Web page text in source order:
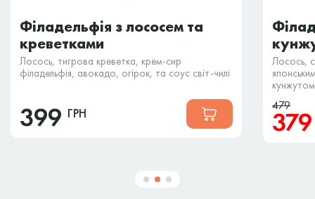
Філадельфія з лососем та
креветками
Лосось, тигрова креветка, крем-сир
філадельфія, авокадо, огірок, та соус світ-чилі
399 ГРН
Лосось,
кунжутом
479